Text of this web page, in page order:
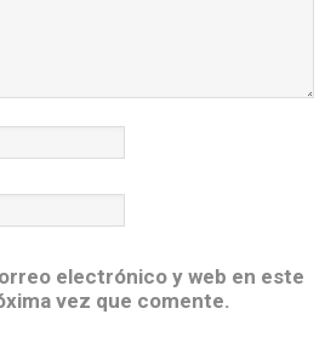
electrónico y web en este
vez que comente.